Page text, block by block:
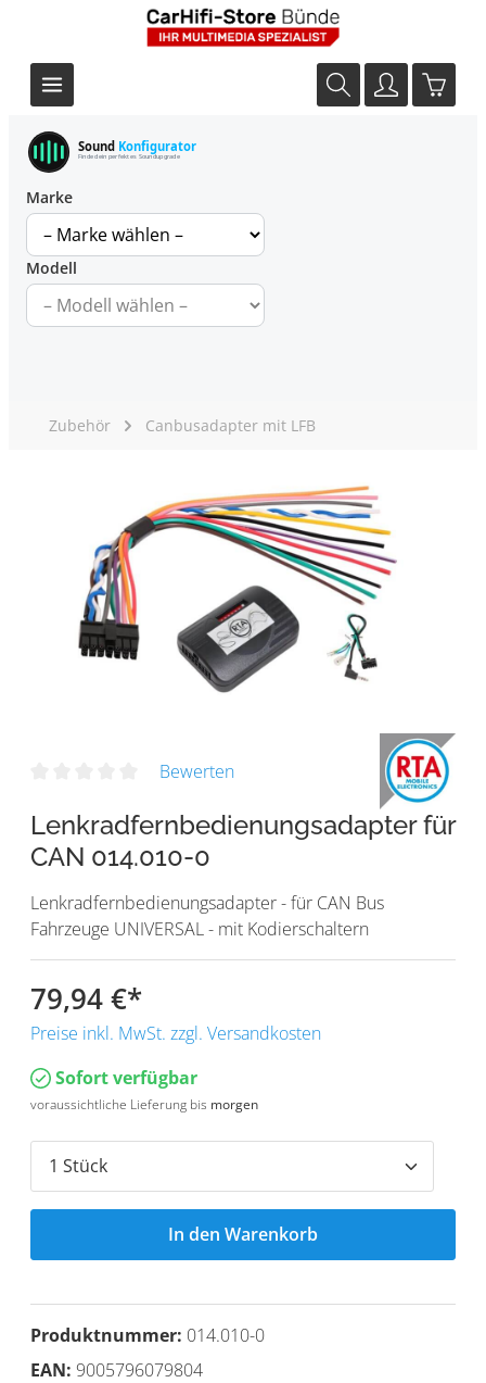
Sound Konfigurator
Finde dein perfektes Soundupgrade
Marke
Modell
Zubehör Canbusadapter mit LFB
Bewerten
Lenkradfernbedienungsadapter für
CAN 014.010-0
Lenkradfernbedienungsadapter - für CAN Bus
Fahrzeuge UNIVERSAL - mit Kodierschaltern
79,94 €*
Preise inkl. MwSt. zzgl. Versandkosten
Sofort verfügbar
voraussichtliche Lieferung bis morgen
In den Warenkorb
Produktnummer: 014.010-0
EAN: 9005796079804